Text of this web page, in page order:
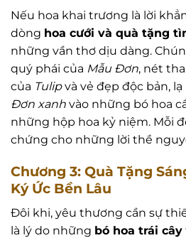
Nếu hoa khai trương là lời
dòng hoa cưới và quà tặng
những vần thơ dịu dàng.
quý phái của Mẫu Đơn, nét
của Tulipvà vẻ đẹp độc bản, lạ
Đơn xanh vào những bó hoa
những hộp hoa kỷ niệm. Mỗi
chứng cho những lời thề
Chương 3: Quà Tặng
Ký Ức Bền Lâu
Đôi khi, yêu thương cần sự
là lý do những bó hoa trái cây